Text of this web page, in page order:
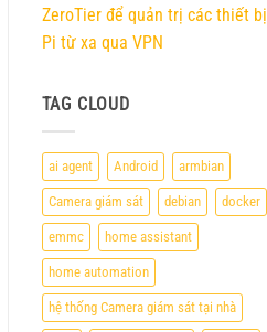
ZeroTier để quản trị các thiết bị
Pi từ xa qua VPN
TAG CLOUD
ai agent Android armbian
Camera giám sát debian docker
emmc home assistant
home automation
hệ thống Camera giám sát tại nhà